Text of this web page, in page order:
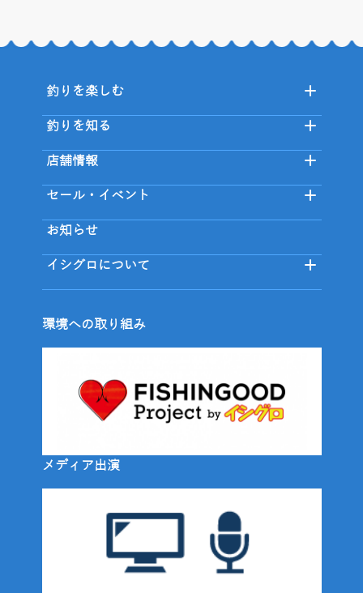
釣りを楽しむ
釣りを知る
店舗情報
セール・イベント
お知らせ
イシグロについて
環境への取り組み
メディア出演